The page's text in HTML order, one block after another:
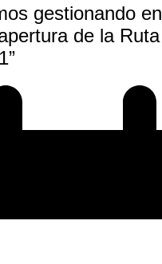
gestionando en
de la Ruta